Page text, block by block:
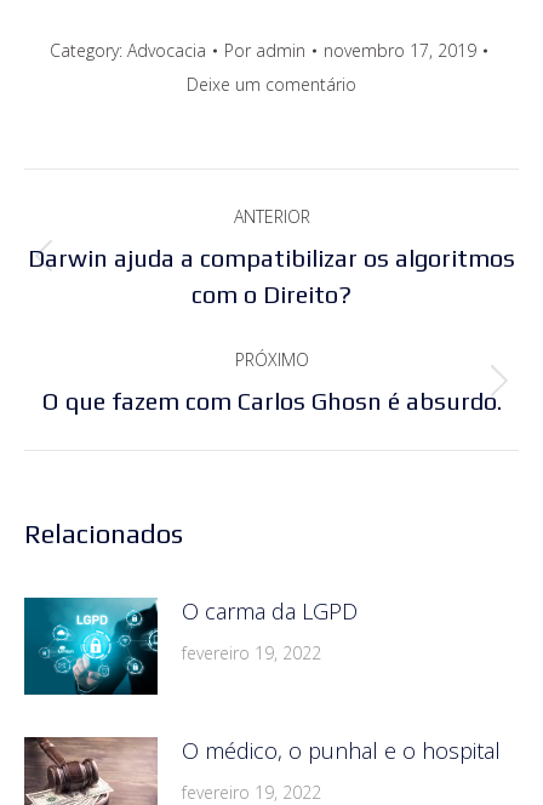
Category: Advocacia Por admin
novembro 17, 2019
Deixe um comentário
de
ANTERIOR
Post
anterior:
Darwin ajuda a compatibilizar os algoritmos
com o Direito?
PRÓXIMO
Próximo
O que fazem com Carlos Ghosn é absurdo.
Relacionados
O carma da LGPD
fevereiro 19, 2022
O médico, o punhal e o hospital
fevereiro 19, 2022